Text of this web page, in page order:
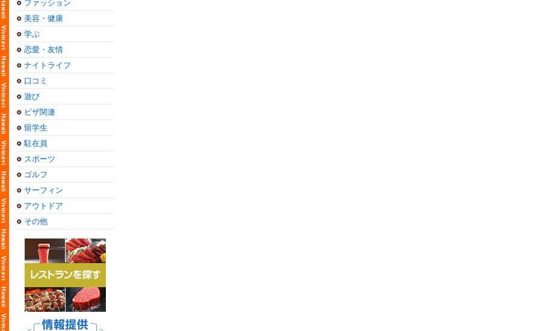
ファッション
美容・健康
学ぶ
恋愛・友情
ナイトライフ
口コミ
遊び
ビザ関連
留学生
駐在員
スポーツ
ゴルフ
サーフィン
アウトドア
その他